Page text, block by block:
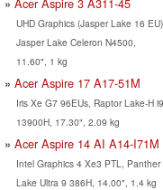
UHD Graphics (Jasper Lake 16 EU),
Jasper Lake Celeron N4500,
11.60", 1 kg
Acer Aspire 17 A17-51M
Iris Xe G7 96EUs, Raptor Lake-H
13900H, 17.30", 2.09 kg
Acer Aspire 14 AI A14-I71M
Intel Graphics 4 Xe3 PTL, Panther
Lake Ultra 9 386H, 14.00", 1.4 kg